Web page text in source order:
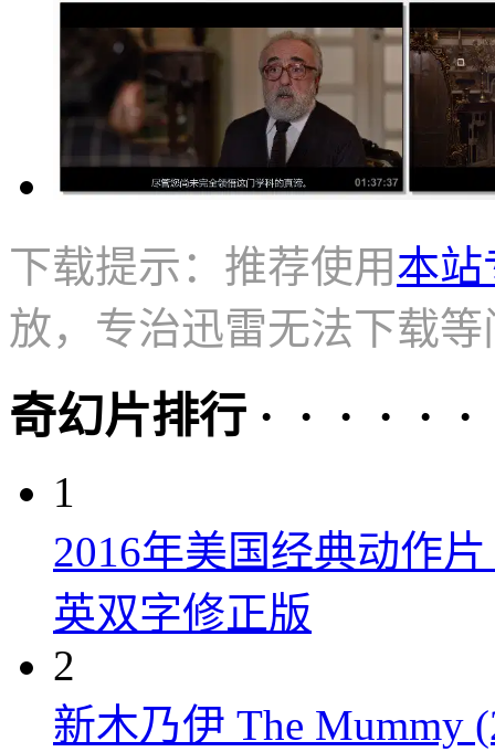
下载提示：推荐使用本站
放，专治迅雷无法下载等
奇幻片排行 · · · · · ·
1
2016年美国经典动作
英双字修正版
2
新木乃伊 The Mummy